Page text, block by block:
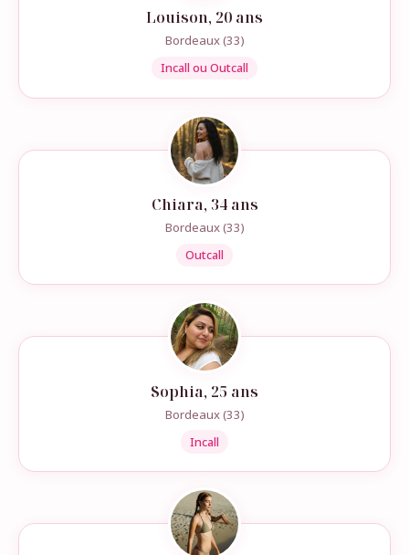
Louison, 20 ans
Bordeaux (33)
Incall ou Outcall
Chiara, 34 ans
Bordeaux (33)
Outcall
Sophia, 25 ans
Bordeaux (33)
Incall